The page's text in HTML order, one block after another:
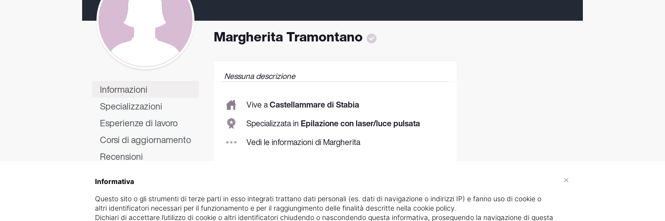
Informazioni
Specializzazioni
Esperienze di lavoro
Corsi di aggiornamento
Recensioni
Margherita Tramontano
Nessuna descrizione
Vive aCastellammare di Stabia
Specializzata in Epilazione con laser/luce pulsata
Vedi le informazioni di Margherita
Informativa
Questo sito o gli strumenti di terze parti in esso integrati trattano dati personali (es. dati di navigazione o indirizzi IP) e fanno uso di cookie o
altri identificatori necessari per il funzionamento e per il raggiungimento delle finalità descritte nella cookie policy.
Dichiari di accettare l’utilizzo di cookie o altri identificatori chiudendo o nascondendo questa informativa, proseguendo la navigazione di questa
×